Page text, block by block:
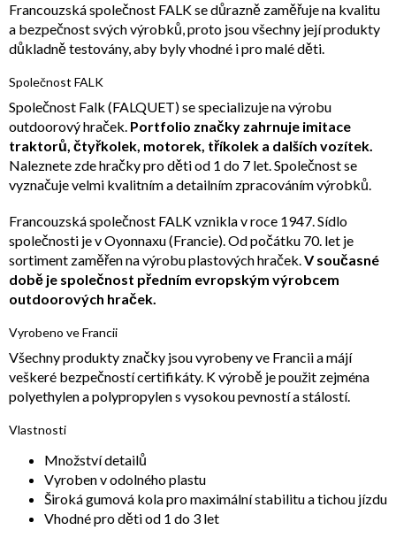
Francouzská společnost FALK se důrazně zaměřuje na kvalitu
a bezpečnost svých výrobků, proto jsou všechny její produkty
důkladně testovány, aby byly vhodné i pro malé děti.
Společnost FALK
Společnost Falk (FALQUET) se specializuje na výrobu
outdoorový hraček. Portfolio značky zahrnuje imitace
traktorů, čtyřkolek, motorek, tříkolek a dalších vozítek.
Naleznete zde hračky pro děti od 1 do 7 let. Společnost se
vyznačuje velmi kvalitním a detailním zpracováním výrobků.
Francouzská společnost FALK vznikla v roce 1947. Sídlo
společnosti je v Oyonnaxu (Francie). Od počátku 70. let je
sortiment zaměřen na výrobu plastových hraček.V současné
době je společnost předním evropským výrobcem
outdoorových hraček.
Vyrobeno ve Francii
Všechny produkty značky jsou vyrobeny ve Francii a májí
veškeré bezpečností certifikáty. K výrobě je použit zejména
polyethylen a polypropylen s vysokou pevností a stálostí.
Vlastnosti
Množství detailů
Vyroben v odolného plastu
Široká gumová kola pro maximální stabilitu a tichou jízdu
Vhodné pro děti od 1 do 3 let